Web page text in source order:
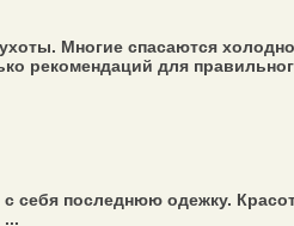
Многие спасаются
рекомендаций для
себя последнюю одежку.